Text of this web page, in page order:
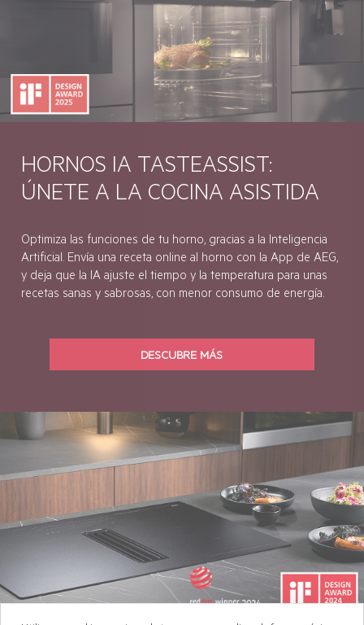
HORNOS IA TASTEASSIST:
Optimiza las funciones de tu horno, gracias a la Inteligencia
Artificial. Envía una receta online al horno con la App de AEG,
y deja que la IA ajuste el tiempo y la temperatura para unas